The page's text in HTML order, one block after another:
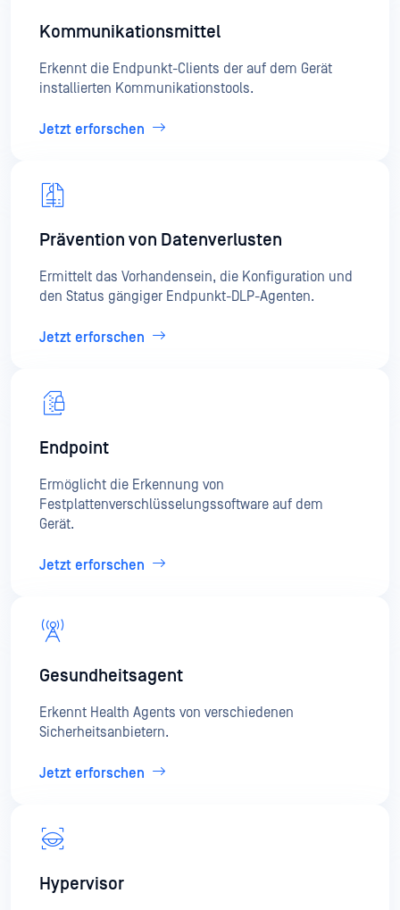
Kommunikationsmittel
Erkennt die Endpunkt-Clients der auf dem Gerät
installierten Kommunikationstools.
Jetzt erforschen
Prävention von Datenverlusten
Ermittelt das Vorhandensein, die Konfiguration und
den Status gängiger Endpunkt-DLP-Agenten.
Jetzt erforschen
Endpoint
Ermöglicht die Erkennung von
Festplattenverschlüsselungssoftware auf dem
Gerät.
Jetzt erforschen
Gesundheitsagent
Erkennt Health Agents von verschiedenen
Sicherheitsanbietern.
Jetzt erforschen
Hypervisor